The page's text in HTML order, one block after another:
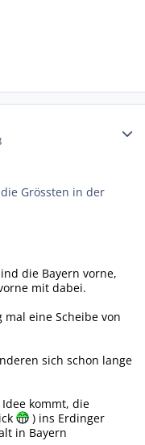
Grössten in der
die Bayern vorne,
mit dabei.
eine Scheibe von
sich schon lange
kommt, die
) ins Erdinger
in Bayern